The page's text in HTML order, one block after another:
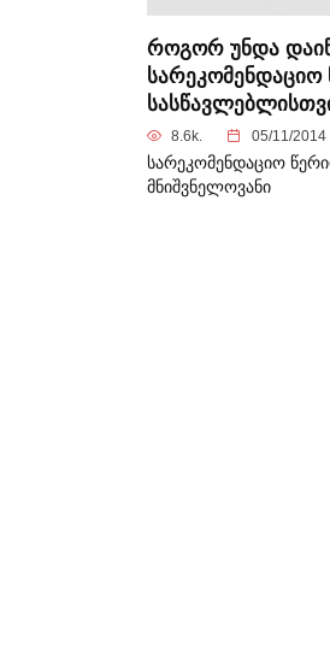
როგორ უნდა
8.6k. 05/11/2014
სარეკომენდაციო
მნიშვნელოვანი